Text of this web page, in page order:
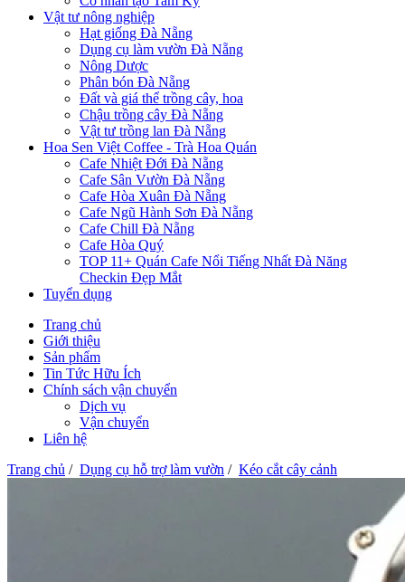
Vật tư nông nghiệp
Hạt giống Đà Nẵng
Dụng cụ làm vườn Đà Nẵng
Nông Dược
Phân bón Đà Nẵng
Đất và giá thể trồng cây, hoa
Chậu trồng cây Đà Nẵng
Vật tư trồng lan Đà Nẵng
Hoa Sen Việt Coffee - Trà Hoa Quán
Cafe Nhiệt Đới Đà Nẵng
Cafe Sân Vườn Đà Nẵng
Cafe Hòa Xuân Đà Nẵng
Cafe Ngũ Hành Sơn Đà Nẵng
Cafe Chill Đà Nẵng
Cafe Hòa Quý
TOP 11+ Quán Cafe Nổi Tiếng Nhất Đà Năng
Checkin Đẹp Mắt
Tuyển dụng
Trang chủ
Giới thiệu
Sản phẩm
Tin Tức Hữu Ích
Chính sách vận chuyển
Dịch vụ
Vận chuyển
Liên hệ
Trang chủ / Dụng cụ hỗ trợ làm vườn / Kéo cắt cây cảnh